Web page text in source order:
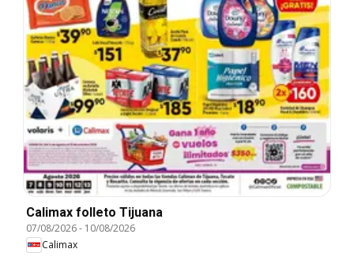
Calimax folleto Tijuana
07/08/2026- 10/08/2026
Calimax